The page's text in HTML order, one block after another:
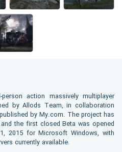
action massively multiplayer
by Allods Team, in collaboration
by My.com. The project has
the first closed Beta was opened
2015 for Microsoft Windows, with
currently available.